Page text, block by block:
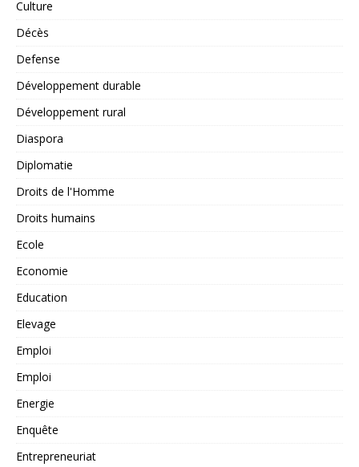
Culture
Décès
Defense
Développement durable
Développement rural
Diaspora
Diplomatie
Droits de l'Homme
Droits humains
Ecole
Economie
Education
Elevage
Emploi
Emploi
Energie
Enquête
Entrepreneuriat